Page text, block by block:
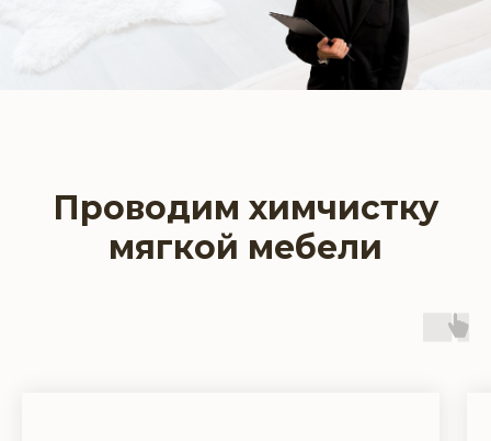
Проводим химчистку
мягкой мебели